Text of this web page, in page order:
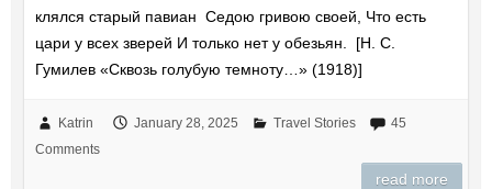
клялся старый павиан Седою гривою своей, Что есть
цари у всех зверей И только нет у обезьян. [Н. С.
Гумилев «Сквозь голубую темноту…» (1918)]
Katrin January 28, 2025 Travel Stories
45
Comments
read more